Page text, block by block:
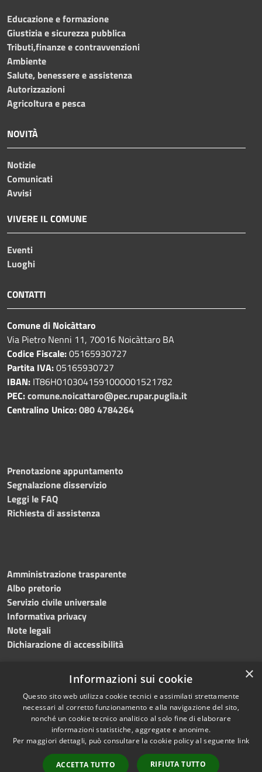
Educazione e formazione
Giustizia e sicurezza pubblica
Tributi,finanze e contravvenzioni
Ambiente
Salute, benessere e assistenza
Autorizzazioni
Agricoltura e pesca
NOVITÀ
Notizie
Comunicati
Avvisi
VIVERE IL COMUNE
Eventi
Luoghi
CONTATTI
Comune di Noicàttaro
Via Pietro Nenni 11, 70016 Noicàttaro BA
Codice Fiscale:05165930727
Partita IVA:05165930727
IBAN: IT86H0103041591000001521782
PEC:comune.noicattaro@pec.rupar.puglia.it
Centralino Unico:080 4784264
Prenotazione appuntamento
Segnalazione disservizio
Leggi le FAQ
Richiesta di assistenza
Amministrazione trasparente
Albo pretorio
Servizio civile universale
Informativa privacy
Note legali
Dichiarazione di accessibilità
RSS
Accessibilità
Cookie
Mappa del sito
Copyright © 2023 •
Comune di Noicàttaro
Powered byMunicipium
Redazione•Portale
dipendente
×
Informazioni sui cookie
Questo sito web utilizza cookie tecnici e assimilati strettamente
necessari al corretto funzionamento e alla navigazione del sito,
nonché un cookie tecnico analitico al solo fine di elaborare
informazioni statistiche, aggregate e anonime.
Per maggiori dettagli, può consultare la cookie policy al seguente link
ACCETTA TUTTO RIFIUTA TUTTO